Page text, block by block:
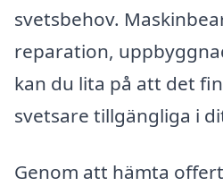
svetsbehov.
reparation,
kan du lita på att det
svetsare tillgängliga i
Genom att hämta